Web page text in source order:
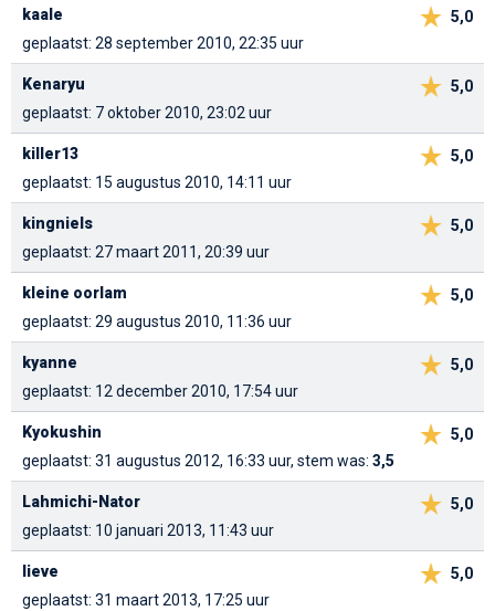
5,0
kaale
geplaatst: 28 september 2010, 22:35 uur
5,0
Kenaryu
geplaatst: 7 oktober 2010, 23:02 uur
5,0
killer13
geplaatst: 15 augustus 2010, 14:11 uur
5,0
kingniels
geplaatst: 27 maart 2011, 20:39 uur
5,0
kleine oorlam
geplaatst: 29 augustus 2010, 11:36 uur
5,0
kyanne
geplaatst: 12 december 2010, 17:54 uur
5,0
Kyokushin
geplaatst: 31 augustus 2012, 16:33 uur, stem was: 3,5
5,0
Lahmichi-Nator
geplaatst: 10 januari 2013, 11:43 uur
5,0
lieve
geplaatst: 31 maart 2013, 17:25 uur